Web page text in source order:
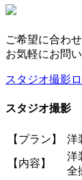
ご希望に合わ
お気軽にお問
スタジオ撮影
スタジオ撮影
【プラン】 洋
【内容】
洋
全